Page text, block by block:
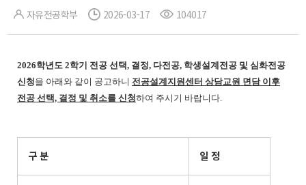
자유전공학부 2026-03-17 104017
2026학년도 2학기 전공 선택, 결정, 다전공, 학생설계전공 및 심화전공
신청을 아래와 같이 공고하니 전공설계지원센터 상담교원 면담 이후
전공 선택, 결정 및 취소를 신청하여 주시기 바랍니다.
구 분 일 정